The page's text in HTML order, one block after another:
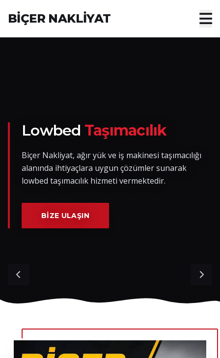
BİÇER NAKLİYAT
Nakliye Yük İlanları
İletişim
Lowbed Taşımacılık
Biçer Nakliyat, ağır yük ve iş makinesi taşımacılığı
alanında ihtiyaçlara uygun çözümler sunarak
lowbed taşımacılık hizmeti vermektedir.
BIZE ULAŞIN